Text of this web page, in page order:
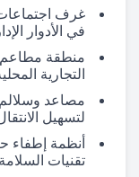
غرف
في الأدوار
التجارية
مصاعد وسلالم
لتسهيل
أنظمة إطفاء
تقنيات